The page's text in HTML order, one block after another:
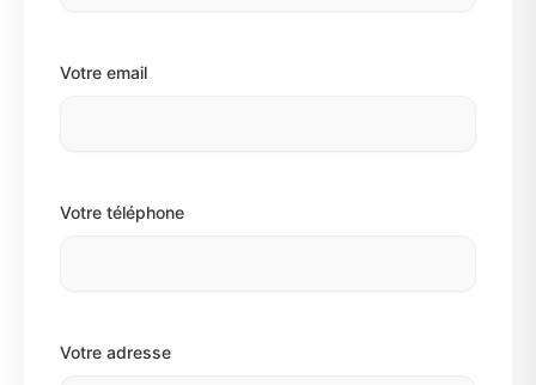
Votre email
Votre téléphone
Votre adresse